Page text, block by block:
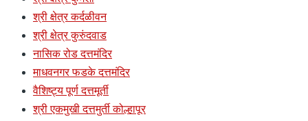
श्री क्षेत्र कर्दळीवन
श्री क्षेत्र कुरुंदवाड
नासिक रोड दत्तमंदिर
माधवनगर फडके दत्तमंदिर
वैशिष्ट्य पूर्ण दत्तमूर्ती
श्री एकमुखी दत्तमुर्ती कोल्हापूर